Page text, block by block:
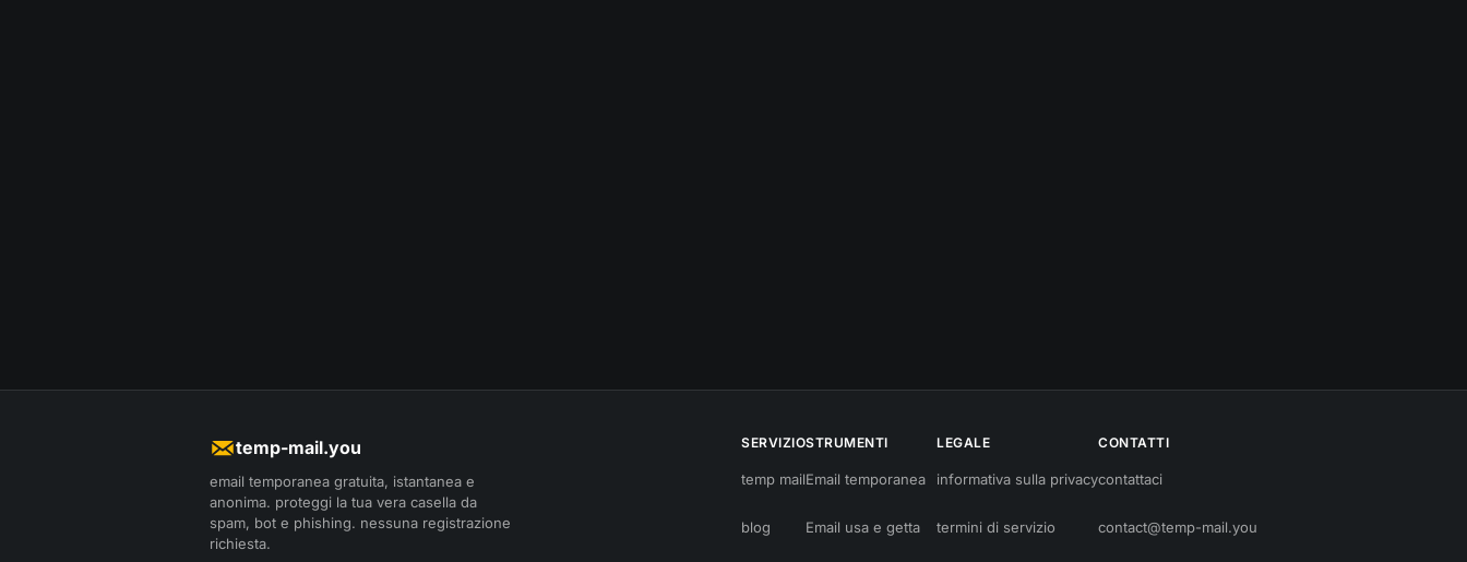
temp-mail.you
email temporanea gratuita, istantanea e
anonima. proteggi la tua vera casella da
spam, bot e phishing. nessuna registrazione
richiesta.
SERVIZIO
temp mail
blog
STRUMENTI
Email temporanea
Email usa e getta
LEGALE
informativa sulla privacy
termini di servizio
CONTATTI
contattaci
contact@temp-mail.you